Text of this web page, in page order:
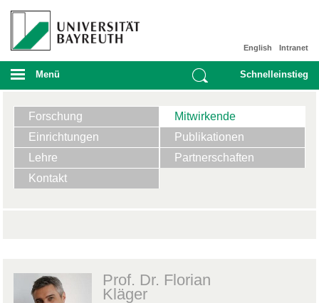
Intranet
English
Menü Schnelleinstieg
Forschung
Mitwirkende
Einrichtungen
Publikationen
Lehre
Partnerschaften
Kontakt
Prof. Dr. Florian
Kläger